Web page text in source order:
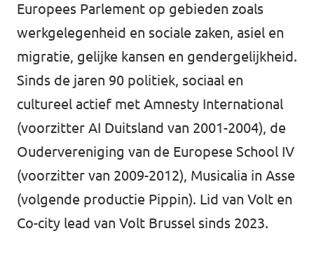
Europees Parlement op gebieden zoals
werkgelegenheid en sociale zaken, asiel en
migratie, gelijke kansen en gendergelijkheid.
Sinds de jaren 90 politiek, sociaal en
cultureel actief met Amnesty International
(voorzitter AI Duitsland van 2001-2004), de
Oudervereniging van de Europese School IV
(voorzitter van 2009-2012), Musicalia in Asse
(volgende productie Pippin). Lid van Volt en
Co-city lead van Volt Brussel sinds 2023.